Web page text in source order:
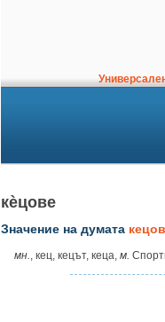
кѐцове
Значение на думата
мн., кец, кецът, кеца, м.